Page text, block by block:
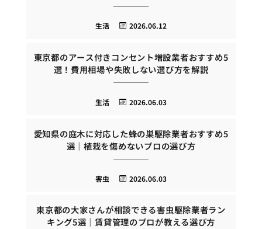
2026.06.12
生活
東京都のアース付きコンセント増設業者おすすめ5
選！費用相場や失敗しない選び方を解説
2026.06.03
生活
愛知県の庭木に対応した蜂の巣駆除業者おすすめ5
選｜植栽を傷めないプロの選び方
2026.06.03
害虫
東京都の大家さんが相談できる害虫駆除業者ラン
キング5選｜賃貸管理のプロが教える選び方